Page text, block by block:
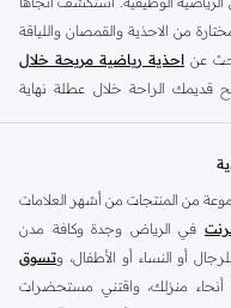
من الاحذية والقمصان واللياقة
عن احذية رياضية مريحة خلال
قديمك الراحة خلال عطلة نهاية
ماركات مثل ذلك قوران ، قو واك ،
، مايكروبرست ، وقوانتروم
اسنيكر للسيدات بمجموعة متنوعة
بالاضافة الىأحذية رياضية للرجال
والقوة. كما يوجد لدينا أيضاأحذية
من المنتجات من أشهر العلامات
في الرياض وجدة وكافة مدن
أو النساء أو الأطفال، وتسوق
أنحاء منزلك، واقتني مستحضرات